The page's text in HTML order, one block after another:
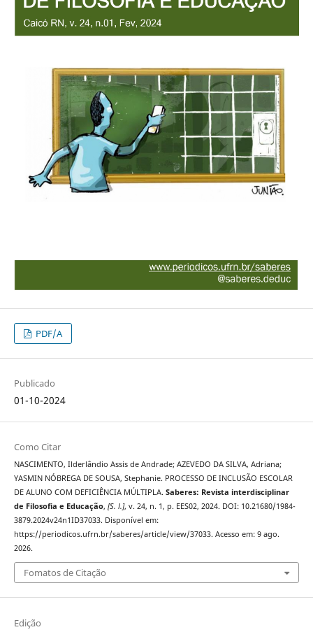
PDF/A
Publicado
01-10-2024
Como Citar
NASCIMENTO, Ilderlândio Assis de Andrade; AZEVEDO DA SILVA, Adriana;
YASMIN NÓBREGA DE SOUSA, Stephanie. PROCESSO DE INCLUSÃO ESCOLAR
DE ALUNO COM DEFICIÊNCIA MÚLTIPLA. Saberes: Revista interdisciplinar
de Filosofia e Educação, [S. l.], v. 24, n. 1, p. EES02, 2024. DOI: 10.21680/1984-
3879.2024v24n1ID37033. Disponível em:
https://periodicos.ufrn.br/saberes/article/view/37033. Acesso em: 9 ago.
2026.
Fomatos de Citação
Edição